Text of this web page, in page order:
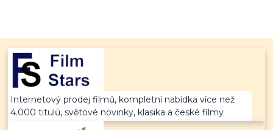
Internetový prodej filmů, kompletní nabídka více než
4.000 titulů, světové novinky, klasika a české filmy